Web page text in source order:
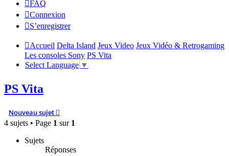
FAQ
Connexion
S’enregistrer
Accueil Delta Island Jeux Video Jeux Vidéo & Retrogaming
Les consoles Sony PS Vita
Select Language ▼
PS Vita
Nouveau sujet
4 sujets • Page 1 sur 1
Sujets
Réponses